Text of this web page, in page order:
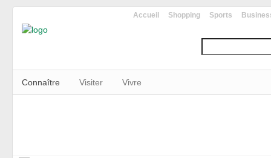
Accueil Shopping Sports
Connaître Visiter Vivre